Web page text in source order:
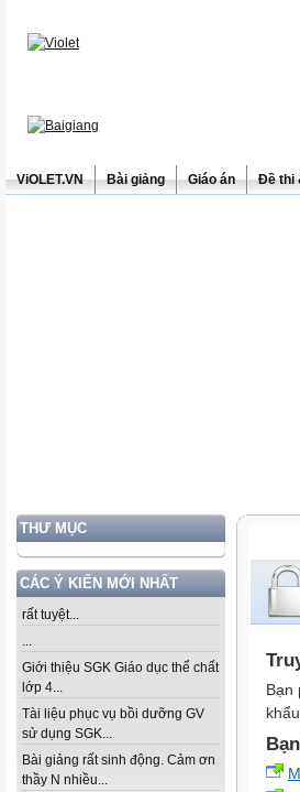
ViOLET.VN Bài giảng Giáo án Đề thi
THƯ MỤC
CÁC Ý KIẾN MỚI NHẤT
rất tuyệt...
...
Giới thiệu SGK Giáo dục thể chất
lớp 4...
Tài liệu phục vụ bồi dưỡng GV
sử dụng SGK...
Bài giảng rất sinh động. Cảm ơn
thầy N nhiều...
Bạn